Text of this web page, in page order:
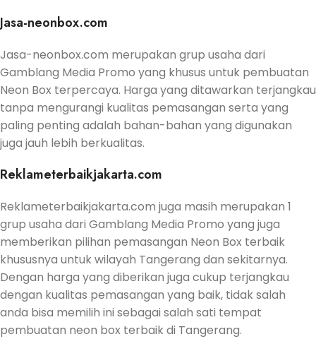
Jasa-neonbox.com
Jasa-neonbox.com merupakan grup usaha dari
Gamblang Media Promo yang khusus untuk pembuatan
Neon Box terpercaya. Harga yang ditawarkan terjangkau
tanpa mengurangi kualitas pemasangan serta yang
paling penting adalah bahan-bahan yang digunakan
juga jauh lebih berkualitas.
Reklameterbaikjakarta.com
Reklameterbaikjakarta.com juga masih merupakan 1
grup usaha dari Gamblang Media Promo yang juga
memberikan pilihan pemasangan Neon Box terbaik
khususnya untuk wilayah Tangerang dan sekitarnya.
Dengan harga yang diberikan juga cukup terjangkau
dengan kualitas pemasangan yang baik, tidak salah
anda bisa memilih ini sebagai salah sati tempat
pembuatan neon box terbaik di Tangerang.